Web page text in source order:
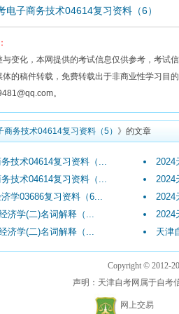
电子商务技术04614复习资料（6）
变化，本网提供的考试信息仅供参考，考试
的稿件转载，免费转载出于非商业性学习目
。
务技术04614复习资料（5） 》的文章
技术04614复习资料（...
2024
技术04614复习资料（...
2024
学03686复习资料（6...
2024
济学(二)名词解释（...
2024
济学(二)名词解释（...
天津
Copyright © 2012-
声明：天津自考网属于自考
网上交易